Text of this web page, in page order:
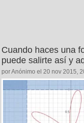
Cuando haces una
puede salirte así y
por Anónimo el 20 nov 2015,